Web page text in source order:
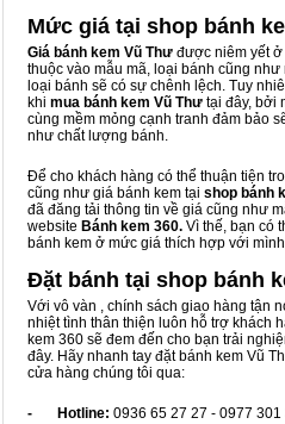
Mức giá tại shop bánh
Giá bánh kem Vũ Thư được niêm yết
thuộc vào mẫu mã, loại bánh cũng
loại bánh sẽ có sự chênh lệch. Tuy
khi mua bánh kem Vũ Thư tại đây, bởi
cùng mềm mỏng cạnh tranh đảm bảo
như chất lượng bánh.
Để cho khách hàng có thể thuận tiện
cũng như giá bánh kem tại shop bánh
đã đăng tải thông tin về giá cũng như
website Bánh kem 360. Vì thế, bạn có
bánh kem ở mức giá thích hợp với
Đặt bánh tại shop bánh
Với vô vàn , chính sách giao hàng tận
nhiệt tình thân thiện luôn hỗ trợ khách
kem 360 sẽ đem đến cho bạn trải
đây. Hãy nhanh tay đặt bánh kem Vũ
cửa hàng chúng tôi qua:
- Hotline: 0936 65 27 27 - 0977 301